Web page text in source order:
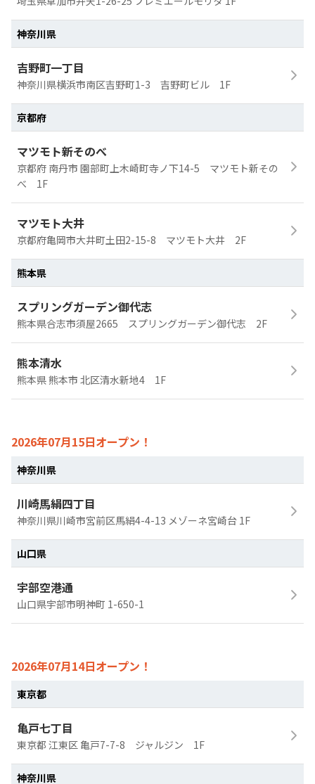
神奈川県
吉野町一丁目
神奈川県横浜市南区吉野町1-3 吉野町ビル 1F
京都府
マツモト新そのべ
京都府 南丹市 園部町上木崎町寺ノ下14-5 マツモト新その
べ 1F
マツモト大井
京都府亀岡市大井町土田2-15-8 マツモト大井 2F
熊本県
スプリングガーデン御代志
熊本県合志市須屋2665 スプリングガーデン御代志 2F
熊本清水
熊本県 熊本市 北区清水新地4 1F
2026年07月15日オープン！
神奈川県
川崎馬絹四丁目
神奈川県川崎市宮前区馬絹4-4-13 メゾーネ宮崎台 1F
山口県
宇部空港通
山口県宇部市明神町 1-650-1
2026年07月14日オープン！
東京都
亀戸七丁目
東京都 江東区 亀戸7-7-8 ジャルジン 1F
神奈川県